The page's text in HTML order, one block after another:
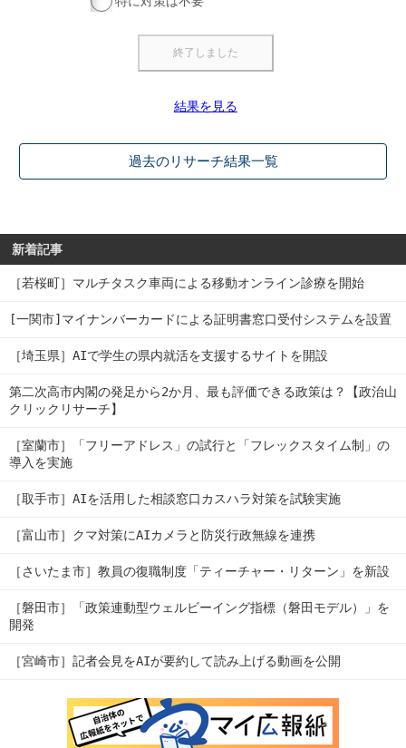
結果を見る
過去のリサーチ結果一覧
新着記事
［若桜町］マルチタスク車両による移動オンライン診療を開始
[一関市]マイナンバーカードによる証明書窓口受付システムを設置
［埼玉県］AIで学生の県内就活を支援するサイトを開設
第二次高市内閣の発足から2か月、最も評価できる政策は？【政治山
クリックリサーチ】
［室蘭市］「フリーアドレス」の試行と「フレックスタイム制」の
導入を実施
［取手市］AIを活用した相談窓口カスハラ対策を試験実施
［富山市］クマ対策にAIカメラと防災行政無線を連携
［さいたま市］教員の復職制度「ティーチャー・リターン」を新設
［磐田市］「政策連動型ウェルビーイング指標（磐田モデル）」を
開発
［宮崎市］記者会見をAIが要約して読み上げる動画を公開